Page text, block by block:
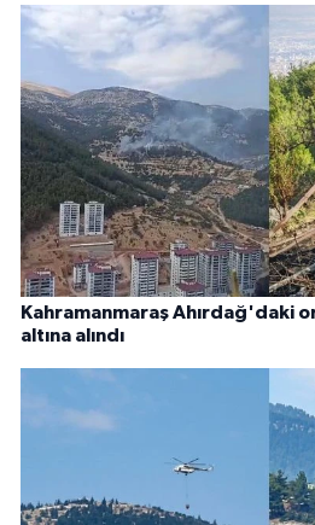
Kahramanmaraş Ahırdağ'daki
altına alındı